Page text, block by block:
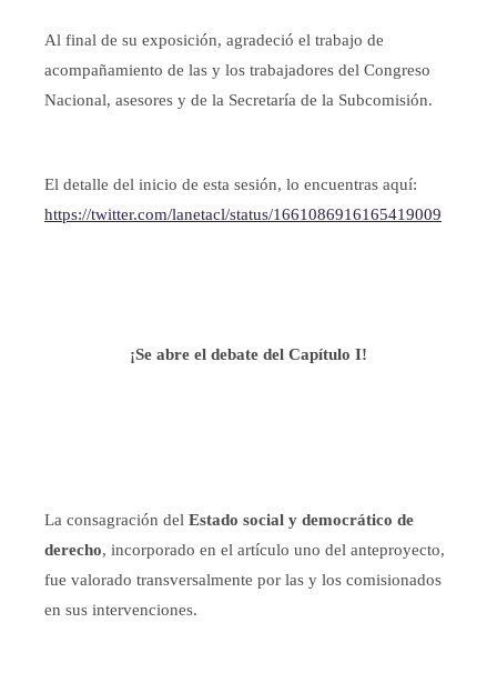
Al final de su exposición, agradeció el trabajo de
acompañamiento de las y los trabajadores del Congreso
Nacional, asesores y de la Secretaría de la Subcomisión.
El detalle del inicio de esta sesión, lo encuentras aquí:
https://twitter.com/lanetacl/status/1661086916165419009
¡Se abre el debate del Capítulo I!
La consagración del Estado social y democrático de
derecho, incorporado en el artículo uno del anteproyecto,
fue valorado transversalmente por las y los comisionados
en sus intervenciones.